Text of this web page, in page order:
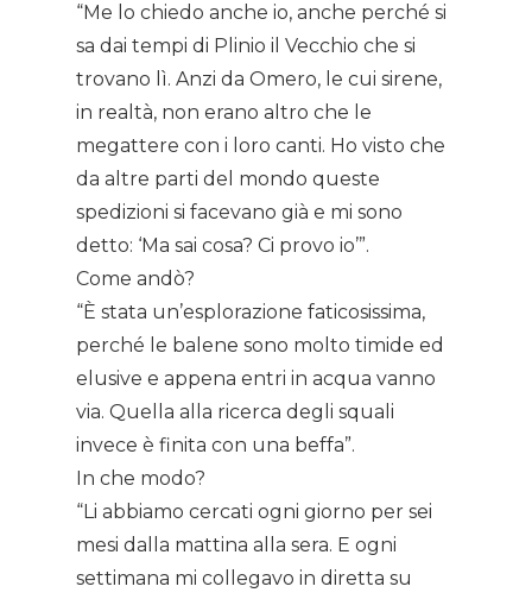
“Me lo chiedo anche io, anche perché si
sa dai tempi di Plinio il Vecchio che si
trovano lì. Anzi da Omero, le cui sirene,
in realtà, non erano altro che le
megattere con i loro canti. Ho visto che
da altre parti del mondo queste
spedizioni si facevano già e mi sono
detto: ‘Ma sai cosa? Ci provo io’”.
Come andò?
“È stata un’esplorazione faticosissima,
perché le balene sono molto timide ed
elusive e appena entri in acqua vanno
via. Quella alla ricerca degli squali
invece è finita con una beffa”.
In che modo?
“Li abbiamo cercati ogni giorno per sei
mesi dalla mattina alla sera. E ogni
settimana mi collegavo in diretta su